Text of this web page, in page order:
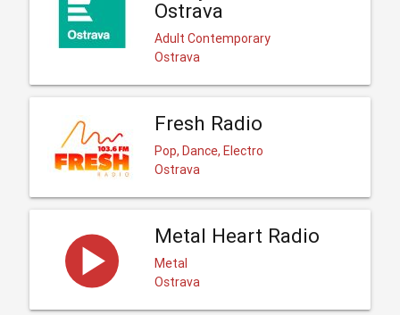
Ostrava
Adult Contemporary
Ostrava
Fresh Radio
Pop, Dance, Electro
Ostrava
Metal Heart Radio
Metal
Ostrava